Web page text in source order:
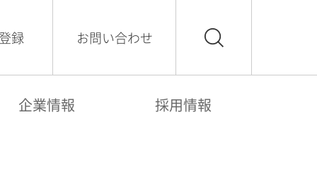
録 お問い合わせ
企業情報 採用情報